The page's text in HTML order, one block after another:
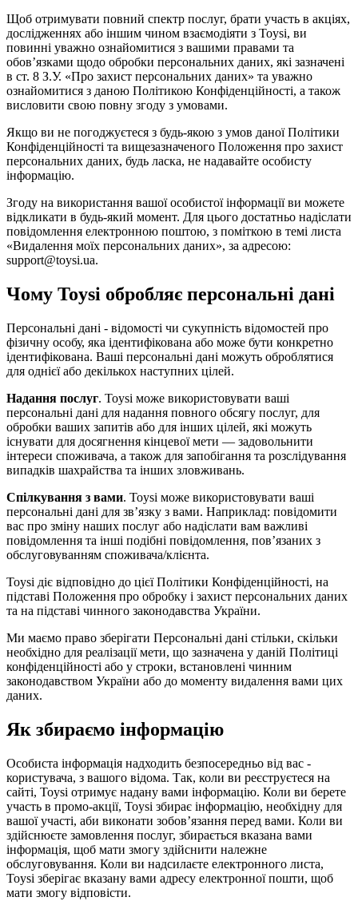
Щоб отримувати повний спектр послуг, брати участь в акціях,
дослідженнях або іншим чином взаємодіяти з Toysi, ви
повинні уважно ознайомитися з вашими правами та
обов’язками щодо обробки персональних даних, які зазначені
в ст. 8 З.У. «Про захист персональних даних» та уважно
ознайомитися з даною Політикою Конфіденційності, а також
висловити свою повну згоду з умовами.
Якщо ви не погоджуєтеся з будь-якою з умов даної Політики
Конфіденційності та вищезазначеного Положення про захист
персональних даних, будь ласка, не надавайте особисту
інформацію.
Згоду на використання вашої особистої інформації ви можете
відкликати в будь-який момент. Для цього достатньо надіслати
повідомлення електронною поштою, з поміткою в темі листа
«Видалення моїх персональних даних», за адресою:
support@toysi.ua.
Чому Toysi обробляє персональні дані
Персональні дані - відомості чи сукупність відомостей про
фізичну особу, яка ідентифікована або може бути конкретно
ідентифікована. Ваші персональні дані можуть оброблятися
для однієї або декількох наступних цілей.
Надання послуг. Toysi може використовувати ваші
персональні дані для надання повного обсягу послуг, для
обробки ваших запитів або для інших цілей, які можуть
існувати для досягнення кінцевої мети — задовольнити
інтереси споживача, а також для запобігання та розслідування
випадків шахрайства та інших зловживань.
Спілкування з вами. Toysi може використовувати ваші
персональні дані для зв’язку з вами. Наприклад: повідомити
вас про зміну наших послуг або надіслати вам важливі
повідомлення та інші подібні повідомлення, пов’язаних з
обслуговуванням споживача/клієнта.
Toysi діє відповідно до цієї Політики Конфіденційності, на
підставі Положення про обробку і захист персональних даних
та на підставі чинного законодавства України.
Ми маємо право зберігати Персональні дані стільки, скільки
необхідно для реалізації мети, що зазначена у даній Політиці
конфіденційності або у строки, встановлені чинним
законодавством України або до моменту видалення вами цих
даних.
Як збираємо інформацію
Особиста інформація надходить безпосередньо від вас -
користувача, з вашого відома. Так, коли ви реєструєтеся на
сайті, Toysi отримує надану вами інформацію. Коли ви берете
участь в промо-акції, Toysi збирає інформацію, необхідну для
вашої участі, аби виконати зобов’язання перед вами. Коли ви
здійснюєте замовлення послуг, збирається вказана вами
інформація, щоб мати змогу здійснити належне
обслуговування. Коли ви надсилаєте електронного листа,
Toysi зберігає вказану вами адресу електронної пошти, щоб
мати змогу відповісти.